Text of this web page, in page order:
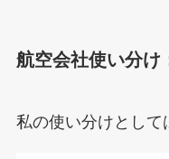
航空会社使い分け
私の使い分けとして